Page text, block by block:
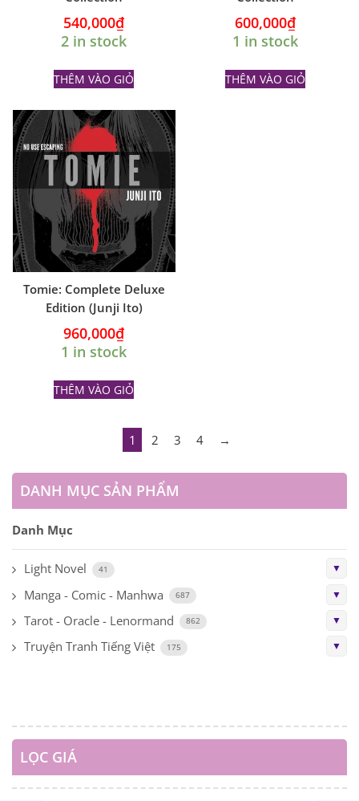
540,000₫
2 in stock
THÊM VÀO GIỎ
600,000₫
1 in stock
THÊM VÀO GIỎ
Tomie: Complete Deluxe
Edition (Junji Ito)
960,000₫
1 in stock
THÊM VÀO GIỎ
1 2 3 4 →
DANH MỤC SẢN PHẨM
Danh Mục
▼
Light Novel 41
▼
Manga - Comic - Manhwa 687
▼
Tarot - Oracle - Lenormand 862
▼
Truyện Tranh Tiếng Việt 175
LỌC GIÁ